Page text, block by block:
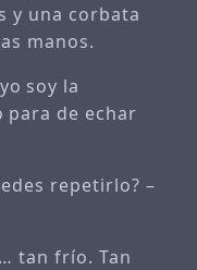
y una corbata
manos.
soy la
para de echar
repetirlo? –
tan frío. Tan